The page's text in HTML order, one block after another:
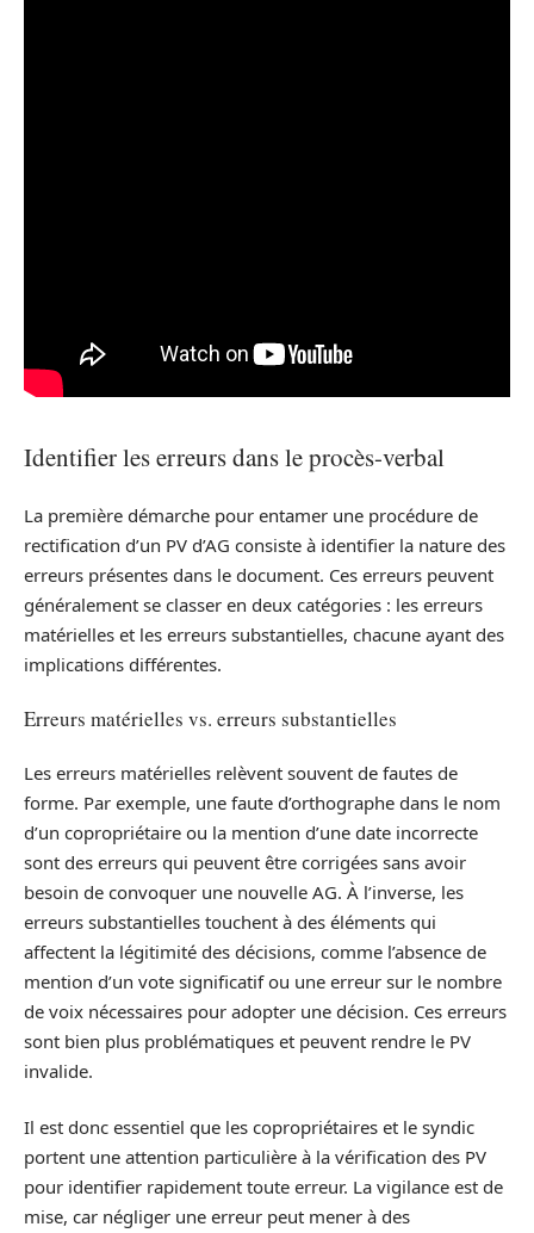
Identifier les erreurs dans le procès-verbal
La première démarche pour entamer une procédure de
rectification d’un PV d’AG consiste à identifier la nature des
erreurs présentes dans le document. Ces erreurs peuvent
généralement se classer en deux catégories : les erreurs
matérielles et les erreurs substantielles, chacune ayant des
implications différentes.
Erreurs matérielles vs. erreurs substantielles
Les erreurs matérielles relèvent souvent de fautes de
forme. Par exemple, une faute d’orthographe dans le nom
d’un copropriétaire ou la mention d’une date incorrecte
sont des erreurs qui peuvent être corrigées sans avoir
besoin de convoquer une nouvelle AG. À l’inverse, les
erreurs substantielles touchent à des éléments qui
affectent la légitimité des décisions, comme l’absence de
mention d’un vote significatif ou une erreur sur le nombre
de voix nécessaires pour adopter une décision. Ces erreurs
sont bien plus problématiques et peuvent rendre le PV
invalide.
Il est donc essentiel que les copropriétaires et le syndic
portent une attention particulière à la vérification des PV
pour identifier rapidement toute erreur. La vigilance est de
mise, car négliger une erreur peut mener à des